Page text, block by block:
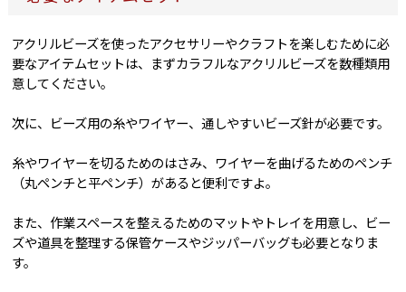
アクリルビーズを使ったアクセサリーやクラフトを楽しむために必
要なアイテムセットは、まずカラフルなアクリルビーズを数種類用
意してください。
次に、ビーズ用の糸やワイヤー、通しやすいビーズ針が必要です。
糸やワイヤーを切るためのはさみ、ワイヤーを曲げるためのペンチ
（丸ペンチと平ペンチ）があると便利ですよ。
また、作業スペースを整えるためのマットやトレイを用意し、ビー
ズや道具を整理する保管ケースやジッパーバッグも必要となりま
す。